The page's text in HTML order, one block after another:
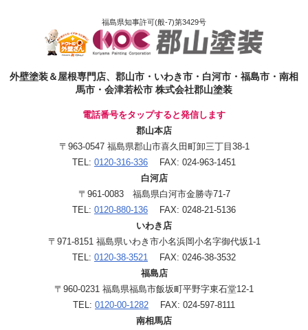
福島県知事許可(般-7)第3429号
外壁塗装＆屋根専門店、郡山市・いわき市・白河市・福島市・南相
馬市・会津若松市 株式会社郡山塗装
電話番号をタップすると発信します
郡山本店
〒963-0547 福島県郡山市喜久田町卸三丁目38-1
TEL: 0120-316-336 FAX: 024-963-1451
白河店
〒961-0083 福島県白河市金勝寺71-7
TEL: 0120-880-136 FAX: 0248-21-5136
いわき店
〒971-8151 福島県いわき市小名浜岡小名字御代坂1-1
TEL: 0120-38-3521
FAX: 0246-38-3532
福島店
〒960-0231 福島県福島市飯坂町平野字東石堂12-1
TEL: 0120-00-1282 FAX: 024-597-8111
南相馬店